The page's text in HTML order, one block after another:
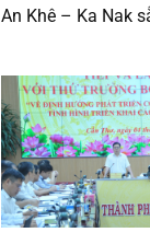
An Khê – Ka Nak